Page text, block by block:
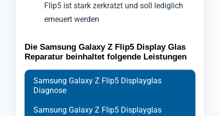
Flip5 ist stark zerkratzt und soll lediglich
erneuert werden
Die Samsung Galaxy Z Flip5 Display Glas
Reparatur beinhaltet folgende Leistungen
Samsung Galaxy Z Flip5 Displayglas
Diagnose
Samsung Galaxy Z Flip5 Displayglas